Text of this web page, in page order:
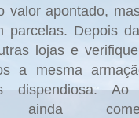
valor apontado,
parcelas. Depois
lojas e
a mesma
dispendiosa.
ainda